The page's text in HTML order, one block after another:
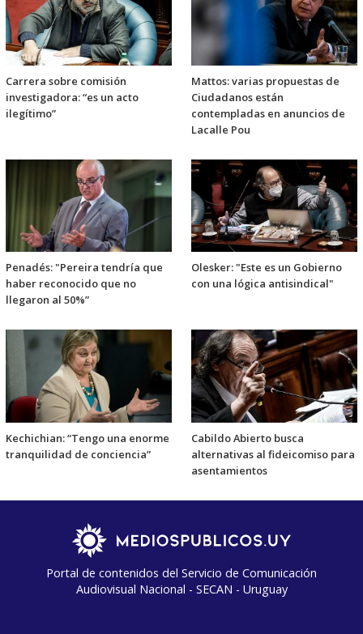
Carrera sobre comisión
investigadora: “es un acto
ilegítimo”
Mattos: varias propuestas de
Ciudadanos están
contempladas en anuncios de
Lacalle Pou
Penadés: "Pereira tendría que
haber reconocido que no
llegaron al 50%”
Olesker: "Este es un Gobierno
con una lógica antisindical"
Kechichian: “Tengo una enorme
tranquilidad de conciencia”
Cabildo Abierto busca
alternativas al fideicomiso para
asentamientos
Portal de contenidos del Servicio de Comunicación
Audiovisual Nacional - SECAN - Uruguay